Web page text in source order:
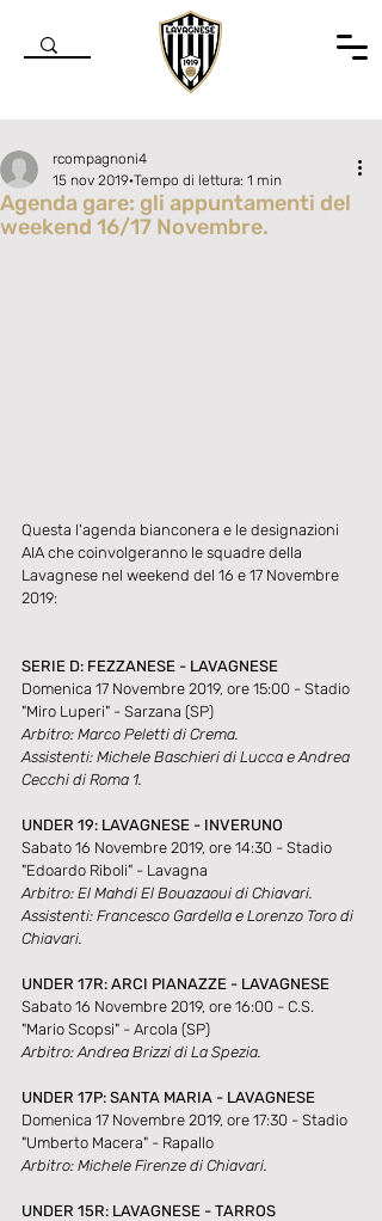
Agenda gare: gli appuntamenti del
weekend 16/17 Novembre.
rcompagnoni4
15 nov 2019 Tempo di lettura: 1 min
Questa l'agenda bianconera e le designazioni
AIA che coinvolgeranno le squadre della
Lavagnese nel weekend del 16 e 17 Novembre
2019:
SERIE D: FEZZANESE - LAVAGNESE
Domenica 17 Novembre 2019, ore 15:00 - Stadio
"Miro Luperi" - Sarzana (SP)
Arbitro: Marco Peletti di Crema.
Assistenti: Michele Baschieri di Lucca e Andrea
Cecchi di Roma 1.
UNDER 19: LAVAGNESE - INVERUNO
Sabato 16 Novembre 2019, ore 14:30 - Stadio
"Edoardo Riboli" - Lavagna
Arbitro: El Mahdi El Bouazaoui di Chiavari.
Assistenti: Francesco Gardella e Lorenzo Toro di
Chiavari.
UNDER 17R: ARCI PIANAZZE - LAVAGNESE
Sabato 16 Novembre 2019, ore 16:00 - C.S.
"Mario Scopsi" - Arcola (SP)
Arbitro: Andrea Brizzi di La Spezia.
UNDER 17P: SANTA MARIA - LAVAGNESE
Domenica 17 Novembre 2019, ore 17:30 - Stadio
"Umberto Macera" - Rapallo
Arbitro: Michele Firenze di Chiavari.
UNDER 15R: LAVAGNESE - TARROS